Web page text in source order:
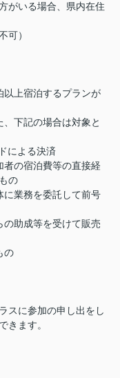
がいる場合、県内在住
可）
以上宿泊するプランが
下記の場合は対象と
による決済
者の宿泊費等の直接経
の
に業務を委託して前号
の助成等を受けて販売
の
スに参加の申し出をし
きます。